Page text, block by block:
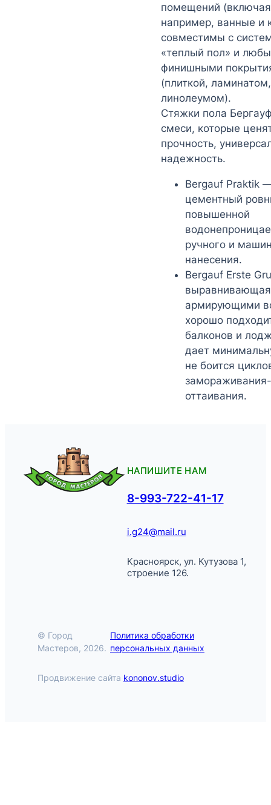
помещений
например, ванные и
совместимы с
«теплый пол» и
финишными
(плиткой, ламинатом,
линолеумом).
Стяжки пола
смеси, которые
прочность,
надежность.
Bergauf Praktik
цементный
повышенной
ручного и
нанесения.
Bergauf Erste
армирующими
хорошо
балконов и
дает
не боится
замораживания-
оттаивания.
НАПИШИТЕ НАМ
8-993-722-41-17
i.g24@mail.ru
Красноярск, ул. Кутузова 1,
строение 126.
© Город
Мастеров, 2026.
Политика обработки
персональных данных
Продвижение сайта kononov.studio